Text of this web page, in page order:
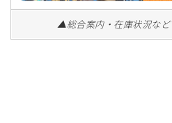
▲総合案内・在庫状況な